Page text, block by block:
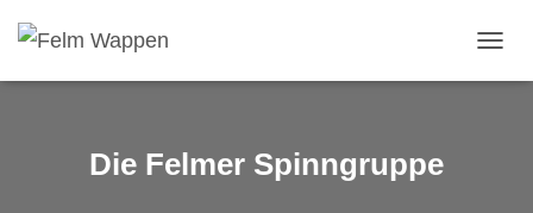
A
Die Felmer Spinngruppe